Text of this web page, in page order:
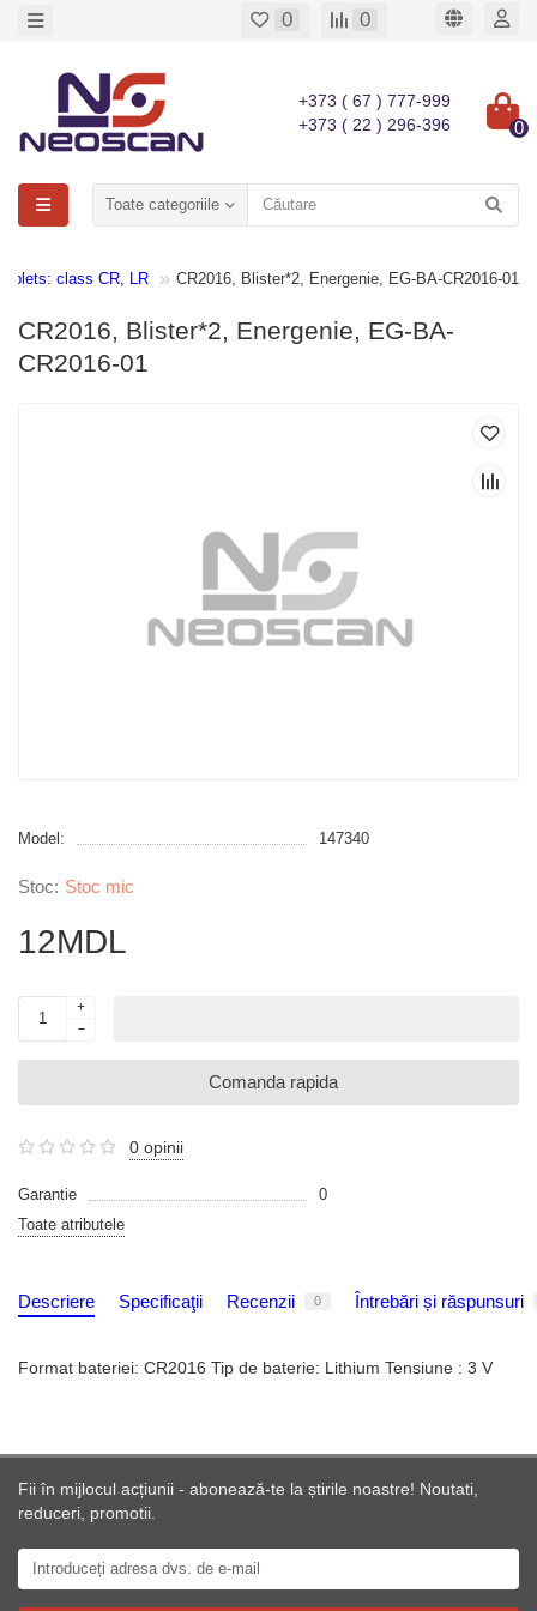
0 0
+373 ( 67 ) 777-999
+373 ( 22 ) 296-396
0
Toate categoriile
class CR, LR CR2016, Blister*2, Energenie, EG-BA-CR2016-01
CR2016, Blister*2, Energenie, EG-BA-
CR2016-01
Model: 147340
Stoc mic
12MDL
Comanda rapida
0 opinii
Garantie
0
Toate atributele
Descriere Specificaţii Recenzii 0 Întrebări și răspunsuri
Format bateriei: CR2016 Tip de baterie: Lithium Tensiune : 3 V
Fii în mijlocul acțiunii - abonează-te la știrile noastre! Noutati,
reduceri, promotii.